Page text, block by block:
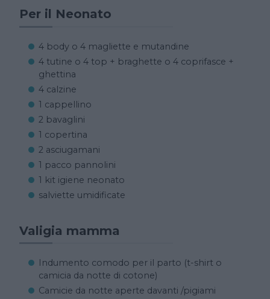
Per il Neonato
4 body o 4 magliette e mutandine
4 tutine o 4 top + braghette o 4 coprifasce +
ghettina
4 calzine
1 cappellino
2 bavaglini
1 copertina
2 asciugamani
1 pacco pannolini
1 kit igiene neonato
salviette umidificate
Valigia mamma
Indumento comodo per il parto (t-shirt o
camicia da notte di cotone)
Camicie da notte aperte davanti /pigiami